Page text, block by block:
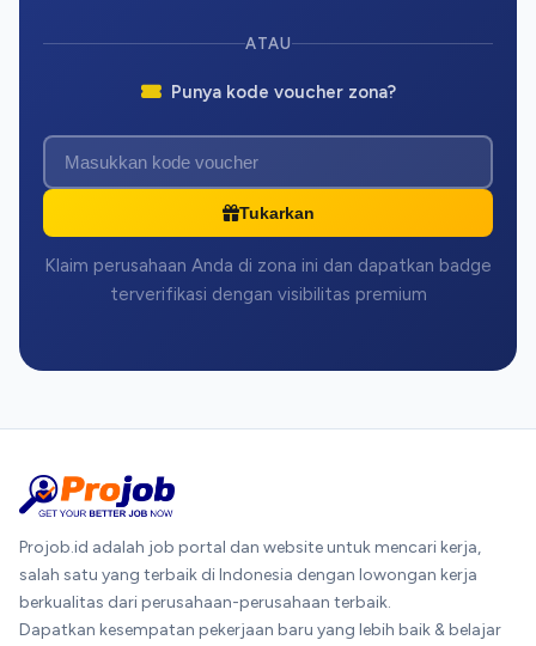
ATAU
Punya kode voucher zona?
Tukarkan
Klaim perusahaan Anda di zona ini dan dapatkan badge
terverifikasi dengan visibilitas premium
Projob.id adalah job portal dan website untuk mencari kerja,
salah satu yang terbaik di Indonesia dengan lowongan kerja
berkualitas dari perusahaan-perusahaan terbaik.
Dapatkan kesempatan pekerjaan baru yang lebih baik & belajar